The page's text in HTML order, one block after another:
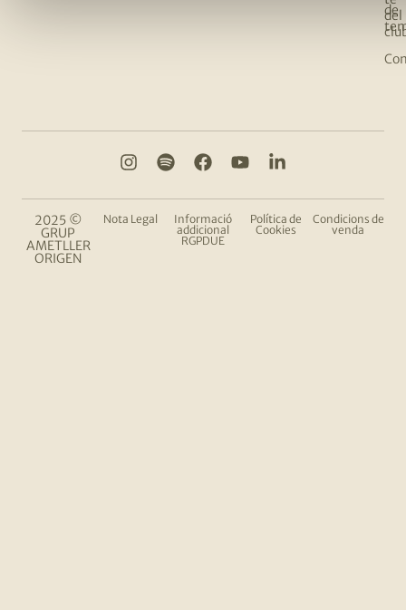
del
de
2025 ©
GRUP
AMETLLER
ORIGEN
Nota Legal
Informació
addicional
RGPDUE
Política de
Cookies
Condicions de
venda